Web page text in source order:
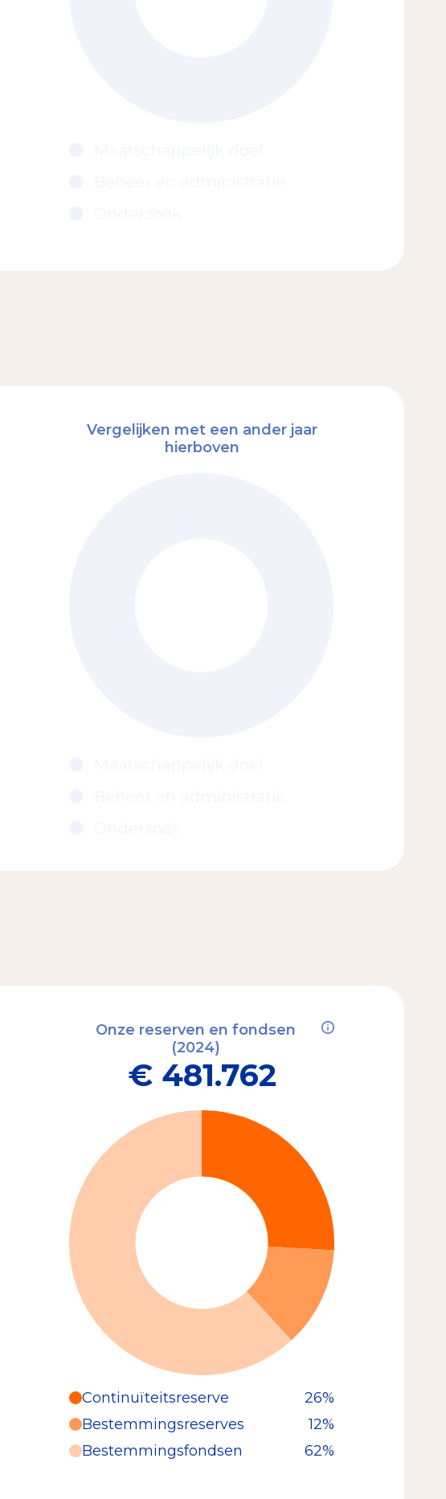
Vergelijken met een ander jaar
hierboven
Onze reserven en fondsen
(2024)
€ 481.762
Continuïteitsreserve
26%
Bestemmingsreserves
12%
Bestemmingsfondsen
62%